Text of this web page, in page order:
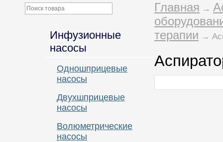
Главная →
терапии →
Инфузионные
насосы
Одношприцевые
насосы
Двухшприцевые
насосы
Волюметрические
насосы